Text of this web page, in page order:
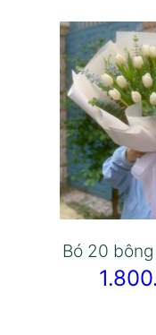
Bó 20